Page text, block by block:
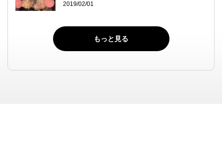
2019/02/01
もっと見る